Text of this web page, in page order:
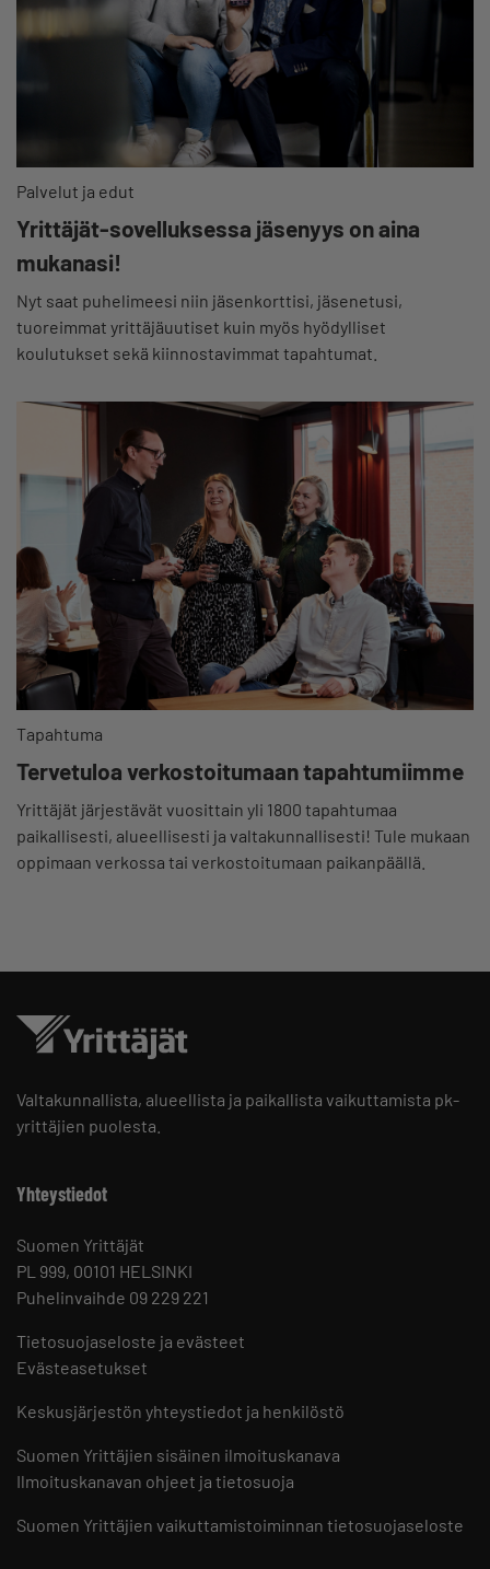
Palvelut ja edut
Yrittäjät-sovelluksessa jäsenyys on aina
mukanasi!
Nyt saat puhelimeesi niin jäsenkorttisi, jäsenetusi,
tuoreimmat yrittäjäuutiset kuin myös hyödylliset
koulutukset sekä kiinnostavimmat tapahtumat.
Tapahtuma
Tervetuloa verkostoitumaan tapahtumiimme
Yrittäjät järjestävät vuosittain yli 1800 tapahtumaa
paikallisesti, alueellisesti ja valtakunnallisesti! Tule mukaan
oppimaan verkossa tai verkostoitumaan paikanpäällä.
Valtakunnallista, alueellista ja paikallista vaikuttamista pk-
yrittäjien puolesta.
Yhteystiedot
Suomen Yrittäjät
PL 999, 00101 HELSINKI
Puhelinvaihde 09 229 221
Tietosuojaseloste ja evästeet
Evästeasetukset
Keskusjärjestön yhteystiedot ja henkilöstö
Suomen Yrittäjien sisäinen ilmoituskanava
Ilmoituskanavan ohjeet ja tietosuoja
Suomen Yrittäjien vaikuttamistoiminnan tietosuojaseloste